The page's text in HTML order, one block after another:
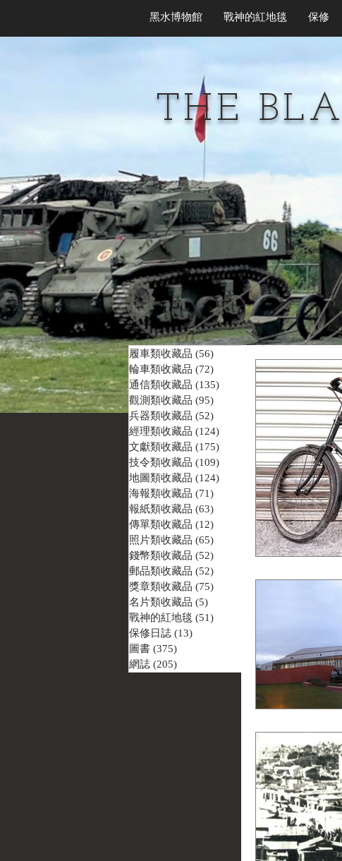
黑水博物館 戰神的紅地毯 保修
THE
履車類收藏品 (56)
輪車類收藏品 (72) 72 篇文章
通信類收藏品 (135) 135 篇文章
觀測類收藏品 (95) 95 篇文章
兵器類收藏品 (52) 52 篇文章
經理類收藏品 (124) 124 篇文章
文獻類收藏品 (175) 175 篇文章
技令類收藏品 (109) 109 篇文章
地圖類收藏品 (124) 124 篇文章
海報類收藏品 (71) 71 篇文章
報紙類收藏品 (63) 63 篇文章
傳單類收藏品 (12) 12 篇文章
照片類收藏品 (65) 65 篇文章
錢幣類收藏品 (52) 52 篇文章
郵品類收藏品 (52)
獎章類收藏品 (75)
名片類收藏品 (5)
戰神的紅地毯 (51)
保修日誌 (13)
圖書 (375)
網誌 (205)